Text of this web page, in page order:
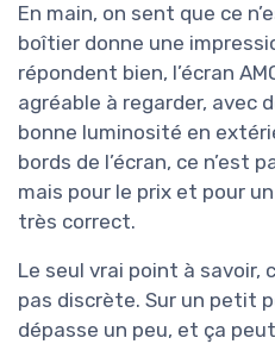
En main, on sent que ce
boîtier donne une
répondent bien, l’écran
agréable à regarder, avec
bonne luminosité en
bords de l’écran, ce n’est
mais pour le prix et pour
très correct.
Le seul vrai point à savoir,
pas discrète. Sur un petit
dépasse un peu, et ça